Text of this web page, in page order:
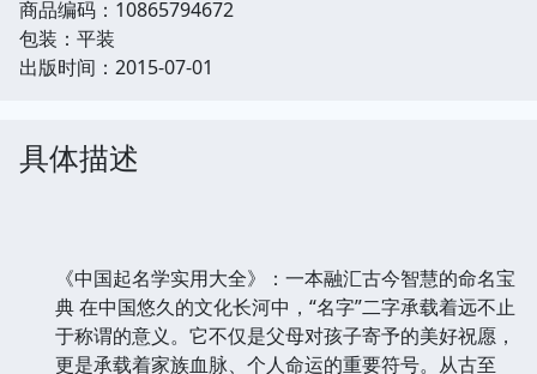
商品编码：10865794672
包装：平装
出版时间：2015-07-01
具体描述
《中国起名学实用大全》：一本融汇古今智慧的命名宝
典 在中国悠久的文化长河中，“名字”二字承载着远不止
于称谓的意义。它不仅是父母对孩子寄予的美好祝愿，
更是承载着家族血脉、个人命运的重要符号。从古至